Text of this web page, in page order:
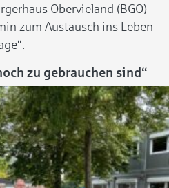
Obervieland (BGO)
zum Austausch ins Leben
zu gebrauchen sind“